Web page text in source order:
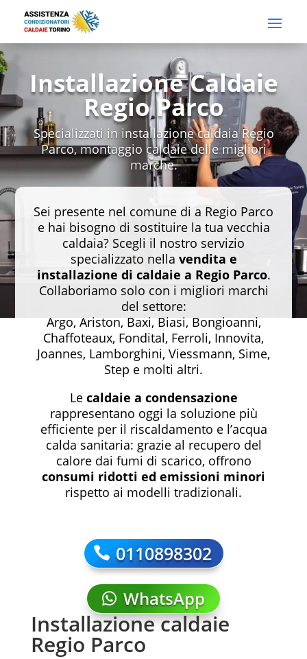
Installazione Caldaie
Regio Parco
Specializzati in installazione caldaia Regio
Parco, montaggio caldaie delle migliori
marche.
Sei presente nel comune di a Regio Parco
e hai bisogno di sostituire la tua vecchia
caldaia? Scegli il nostro servizio
specializzato nella vendita e
installazione di caldaie a Regio Parco.
Collaboriamo solo con i migliori marchi
del settore:
Argo, Ariston, Baxi, Biasi, Bongioanni,
Chaffoteaux, Fondital, Ferroli, Innovita,
Joannes, Lamborghini, Viessmann, Sime,
Step e molti altri.
Le caldaie a condensazione
rappresentano oggi la soluzione più
efficiente per il riscaldamento e l’acqua
calda sanitaria: grazie al recupero del
calore dai fumi di scarico, offrono
consumi ridotti ed emissioni minori
rispetto ai modelli tradizionali.
0110898302
WhatsApp
Installazione caldaie
Regio Parco